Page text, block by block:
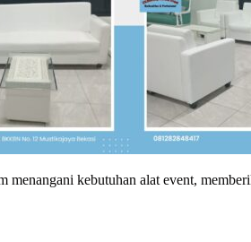
menangani kebutuhan alat event,